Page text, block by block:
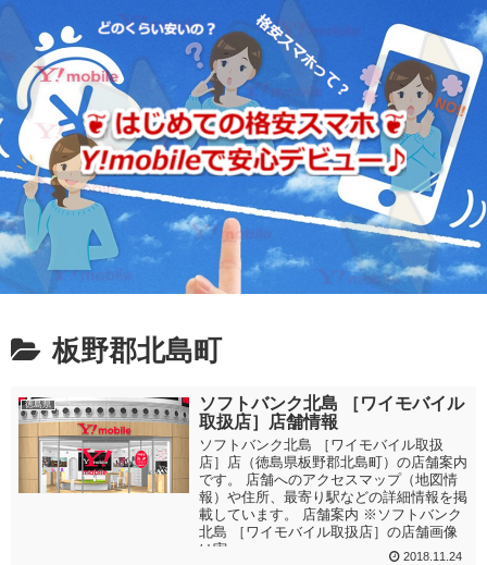
板野郡北島町
徳島県
ソフトバンク北島 ［ワイモバイル
取扱店］店舗情報
ソフトバンク北島 ［ワイモバイル取扱
店］店（徳島県板野郡北島町）の店舗案内
です。 店舗へのアクセスマップ（地図情
報）や住所、最寄り駅などの詳細情報を掲
載しています。 店舗案内 ※ソフトバンク
北島 ［ワイモバイル取扱店］の店舗画像
は実...
2018.11.24